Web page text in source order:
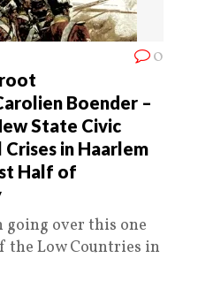
0
Boender –
State Civic
in Haarlem
Half of
going over this one
the Low Countries in